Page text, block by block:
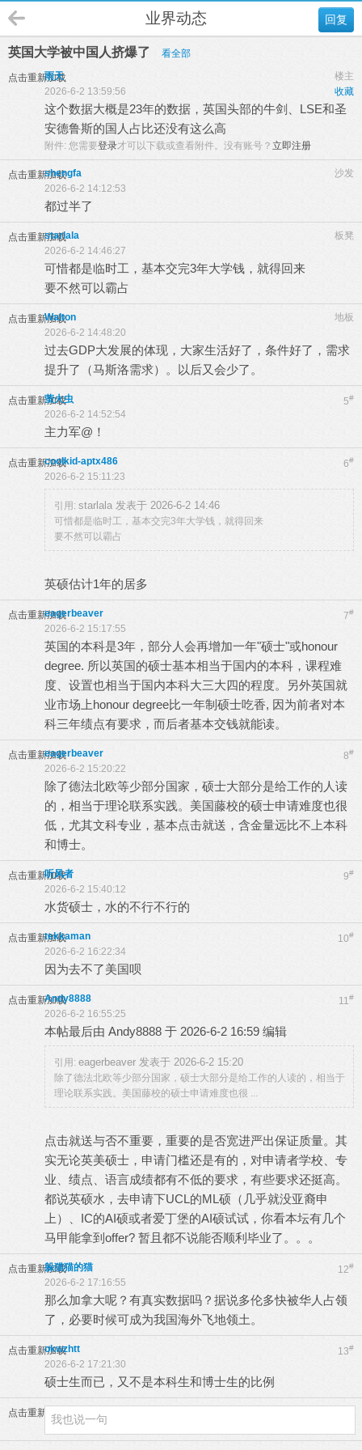
回复
业界动态
英国大学被中国人挤爆了 看全部
点击重新加载 楼主
雨天
收藏
2026-6-2 13:59:56
这个数据大概是23年的数据，英国头部的牛剑、LSE和圣
安德鲁斯的国人占比还没有这么高
附件: 您需要登录才可以下载或查看附件。没有账号？ 立即注册
点击重新加载 沙发
shengfa
2026-6-2 14:12:53
都过半了
点击重新加载 板凳
starlala
2026-6-2 14:46:27
可惜都是临时工，基本交完3年大学钱，就得回来
要不然可以霸占
点击重新加载 地板
Walton
2026-6-2 14:48:20
过去GDP大发展的体现，大家生活好了，条件好了，需求
提升了（马斯洛需求）。以后又会少了。
点击重新加载 5#
萤火虫
2026-6-2 14:52:54
主力军@！
点击重新加载 6#
coolkid-aptx486
2026-6-2 15:11:23
引用: starlala 发表于 2026-6-2 14:46
可惜都是临时工，基本交完3年大学钱，就得回来
要不然可以霸占
英硕估计1年的居多
点击重新加载 7#
eagerbeaver
2026-6-2 15:17:55
英国的本科是3年，部分人会再增加一年"硕士"或honour
degree. 所以英国的硕士基本相当于国内的本科，课程难
度、设置也相当于国内本科大三大四的程度。另外英国就
业市场上honour degree比一年制硕士吃香, 因为前者对本
科三年绩点有要求，而后者基本交钱就能读。
点击重新加载 8#
eagerbeaver
2026-6-2 15:20:22
除了德法北欧等少部分国家，硕士大部分是给工作的人读
的，相当于理论联系实践。美国藤校的硕士申请难度也很
低，尤其文科专业，基本点击就送，含金量远比不上本科
和博士。
点击重新加载 9#
听风者
2026-6-2 15:40:12
水货硕士，水的不行不行的
点击重新加载 10#
tekkaman
2026-6-2 16:22:34
因为去不了美国呗
点击重新加载 11#
Andy8888
2026-6-2 16:55:25
本帖最后由 Andy8888 于 2026-6-2 16:59 编辑
引用: eagerbeaver 发表于 2026-6-2 15:20
除了德法北欧等少部分国家，硕士大部分是给工作的人读的，相当于
理论联系实践。美国藤校的硕士申请难度也很 ...
点击就送与否不重要，重要的是否宽进严出保证质量。其
实无论英美硕士，申请门槛还是有的，对申请者学校、专
业、绩点、语言成绩都有不低的要求，有些要求还挺高。
都说英硕水，去申请下UCL的ML硕（几乎就没亚裔申
上）、IC的AI硕或者爱丁堡的AI硕试试，你看本坛有几个
马甲能拿到offer? 暂且都不说能否顺利毕业了。。。
点击重新加载 12#
躲猫猫的猫
2026-6-2 17:16:55
那么加拿大呢？有真实数据吗？据说多伦多快被华人占领
了，必要时候可成为我国海外飞地领土。
点击重新加载 13#
okwzhtt
2026-6-2 17:21:30
硕士生而已，又不是本科生和博士生的比例
点击重新加载